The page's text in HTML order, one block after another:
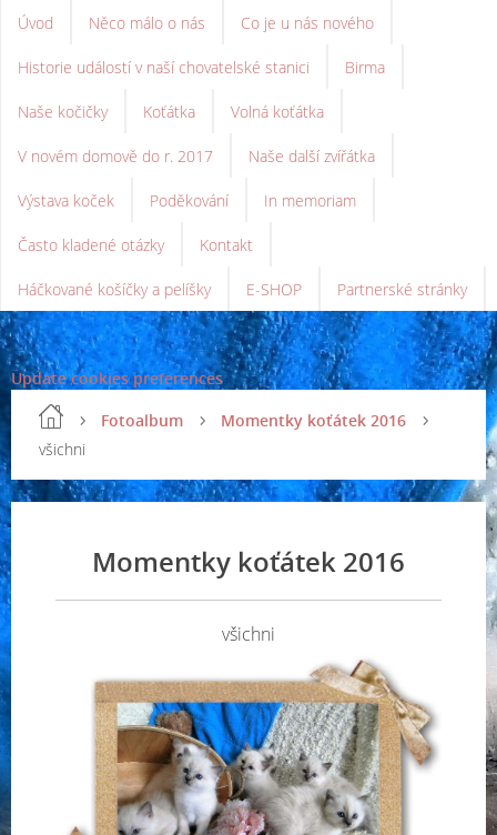
Úvod Něco málo o nás Co je u nás nového
Historie událostí v naší chovatelské stanici Birma
Naše kočičky Koťátka Volná koťátka
V novém domově do r. 2017 Naše další zvířátka
Výstava koček Poděkování In memoriam
Často kladené otázky Kontakt
Háčkované košíčky a pelíšky E-SHOP Partnerské stránky
Update cookies preferences
Fotoalbum
Momentky koťátek 2016
všichni
Momentky koťátek 2016
všichni